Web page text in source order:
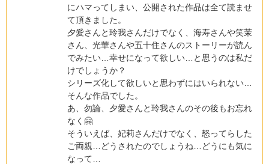
にハマってしまい、公開された作品は全て読ませ
て頂きました。
夕愛さんと玲我さんだけでなく、海寿さんや笑茉
さん、光華さんや五十住さんのストーリーが読ん
でみたい…幸せになって欲しい…と思うのは私だ
けでしょうか？
シリーズ化して欲しいと思わずにはいられない…
そんな作品でした。
あ、勿論、夕愛さんと玲我さんのその後もお忘れ
なく🤗
そういえば、妃莉さんだけでなく、怒ってらした
ご両親…どうされたのでしょうね…どうにも気に
なって…